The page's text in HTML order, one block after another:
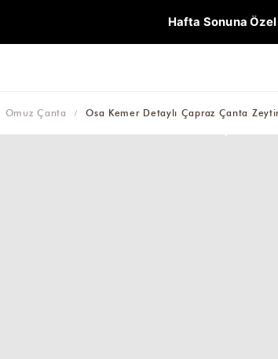
Hafta Sonuna
Omuz Çanta Osa Kemer Detaylı Çapraz Çanta